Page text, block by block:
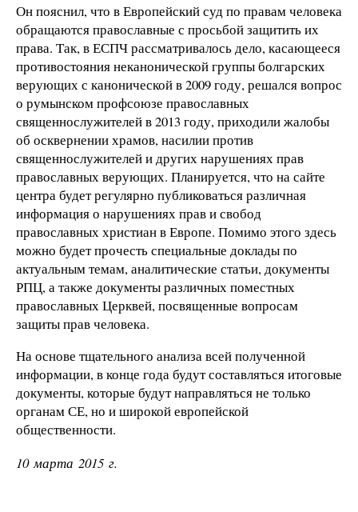
Он пояснил, что в Европейский суд по правам человека
обращаются православные с просьбой защитить их
права. Так, в ЕСПЧ рассматривалось дело, касающееся
противостояния неканонической группы болгарских
верующих с канонической в 2009 году, решался вопрос
о румынском профсоюзе православных
священнослужителей в 2013 году, приходили жалобы
об осквернении храмов, насилии против
священнослужителей и других нарушениях прав
православных верующих. Планируется, что на сайте
центра будет регулярно публиковаться различная
информация о нарушениях прав и свобод
православных христиан в Европе. Помимо этого здесь
можно будет прочесть специальные доклады по
актуальным темам, аналитические статьи, документы
РПЦ, а также документы различных поместных
православных Церквей, посвященные вопросам
защиты прав человека.
На основе тщательного анализа всей полученной
информации, в конце года будут составляться итоговые
документы, которые будут направляться не только
органам СЕ, но и широкой европейской
общественности.
10 марта 2015 г.